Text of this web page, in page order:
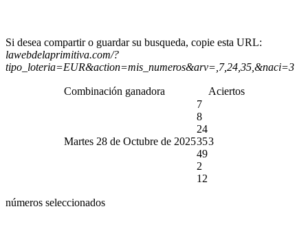
Si desea compartir o guardar su busqueda, copie esta URL:
lawebdelaprimitiva.com/?
tipo_loteria=EUR&action=mis_numeros&arv=,7,24,35,&naci=3
Combinación ganadora Aciertos
Martes 28 de Octubre de 2025
7
8
24
35
49
2
12
3
números seleccionados